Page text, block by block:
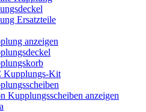
Ersatzteile
anzeigen
Kupplungs-Kit
Kupplungsscheiben anzeigen